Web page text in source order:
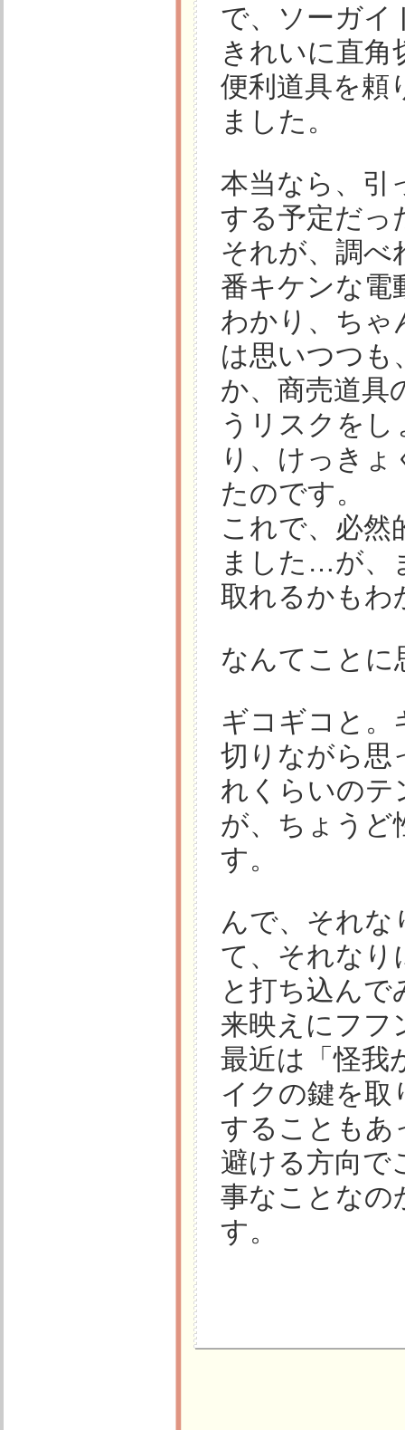
で、ソーガイ
きれいに直角
便利道具を頼
ました。
本当なら、引
する予定だっ
それが、調べ
番キケンな電
わかり、ちゃ
は思いつつ
か、商売道
うリスクを
り、けっき
たのです。
これで、必然
ました…が、
取れるかもわ
なんてことに
ギコギコと。
切りながら思
れくらいのテ
が、ちょうど
す。
んで、それな
て、それなり
と打ち込ん
来映えにフフ
最近は「怪我
イクの鍵を取
することもあ
避ける方向で
事なことな
す。